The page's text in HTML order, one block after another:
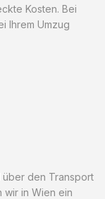
Kosten. Bei
Ihrem Umzug
über den Transport
wir in Wien ein